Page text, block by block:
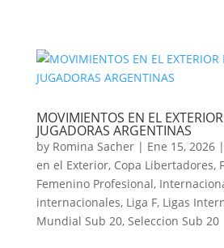
MOVIMIENTOS EN EL
JUGADORAS ARGENTINAS
by Romina Sacher| Ene 15, 2026|
en el Exterior, Copa Libertadores,
Femenino Profesional,
internacionales, Liga F, Ligas
Mundial Sub 20, Seleccion Sub 20